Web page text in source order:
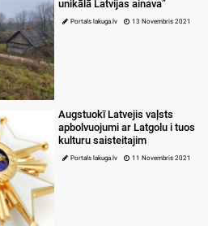
unikālā Latvijas ainava”
Portals lakuga.lv 13 Novembris 2021
Augstuokī Latvejis vaļsts
apbolvuojumi ar Latgolu i tuos
kulturu saisteitajim
Portals lakuga.lv 11 Novembris 2021